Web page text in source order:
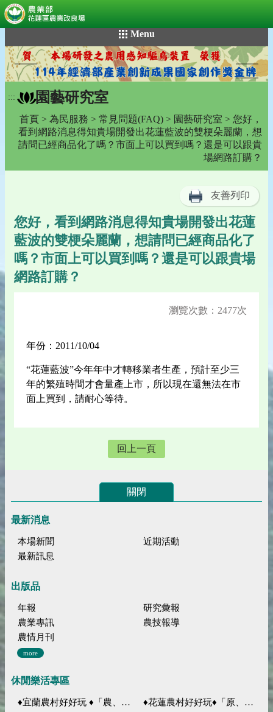
到
主
要
內
容
Menu
::: 園藝研究室
首頁 > 為民服務 > 常見問題(FAQ) > 園藝研究室 > 您好，
看到網路消息得知貴場開發出花蓮藍波的雙梗朵麗蘭，想
請問已經商品化了嗎？市面上可以買到嗎？還是可以跟貴
場網路訂購？
友善列印
您好，看到網路消息得知貴場開發出花蓮
藍波的雙梗朵麗蘭，想請問已經商品化了
嗎？市面上可以買到嗎？還是可以跟貴場
網路訂購？
瀏覽次數：2477次
年份：2011/10/04
“花蓮藍波”今年年中才轉移業者生產，預計至少三
年的繁殖時間才會量產上市，所以現在還無法在市
面上買到，請耐心等待。
回上一頁
關閉
最新消息
本場新聞
近期活動
最新訊息
出版品
年報
研究彙報
農業專訊
農技報導
農情月刊
more
休閒樂活專區
♦宜蘭農村好好玩 ♦「農、藝、山、水」四條遊程推薦 ♦花蓮農村好好玩♦「原、生、慢、活」四條遊程推薦